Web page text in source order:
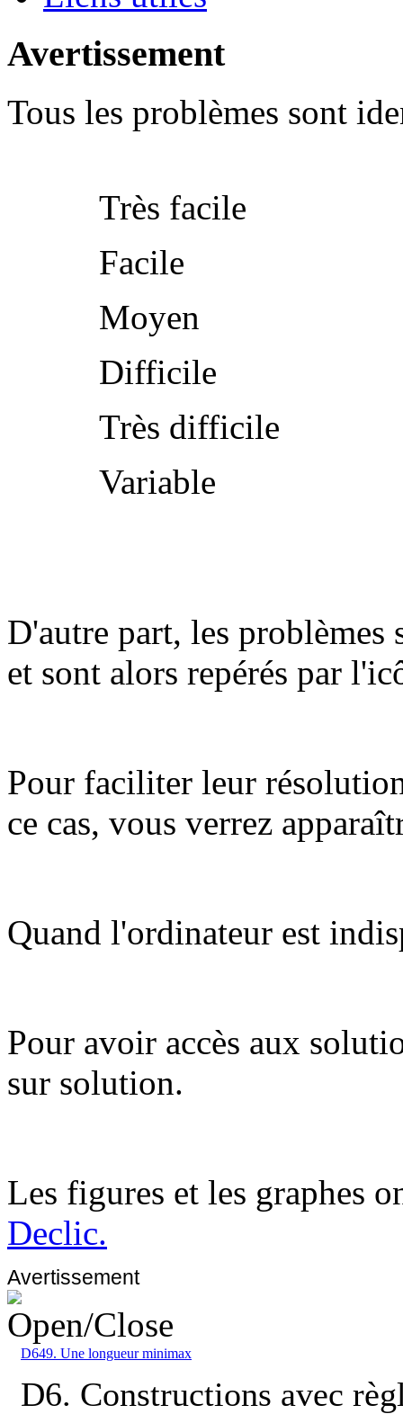
Avertissement
Tous les problèmes sont
Très facile
Facile
Moyen
Difficile
Très difficile
Variable
D'autre part, les problèmes
et sont alors repérés par
Pour faciliter leur
ce cas, vous verrez
Quand l'ordinateur est
Pour avoir accès aux
sur solution.
Les figures et les graphes
Declic.
Avertissement
D649. Une longueur minimax
D6. Constructions avec